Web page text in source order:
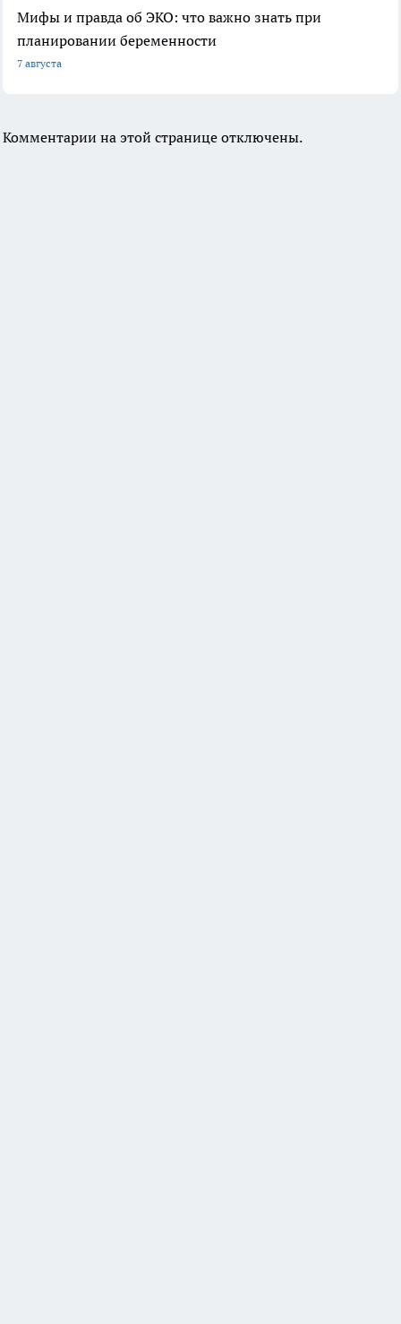
Мифы и правда об ЭКО: что важно знать при
планировании беременности
7 августа
Комментарии на этой странице отключены.